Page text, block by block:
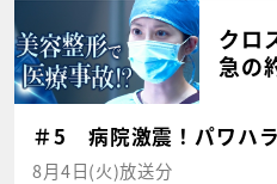
クロ
急の
＃5 病院激震！パワハ
8月4日(火)放送分